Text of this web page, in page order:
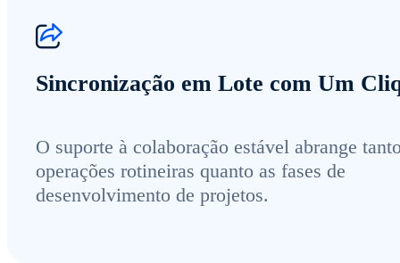
Sincronização em Lote com Um
O suporte à colaboração estável abrange
operações rotineiras quanto as fases de
desenvolvimento de projetos.